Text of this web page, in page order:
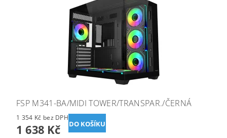
FSP M341-BA/MIDI TOWER/TRANSPAR./ČERNÁ
1 354 Kč bez DPH
1 638 Kč